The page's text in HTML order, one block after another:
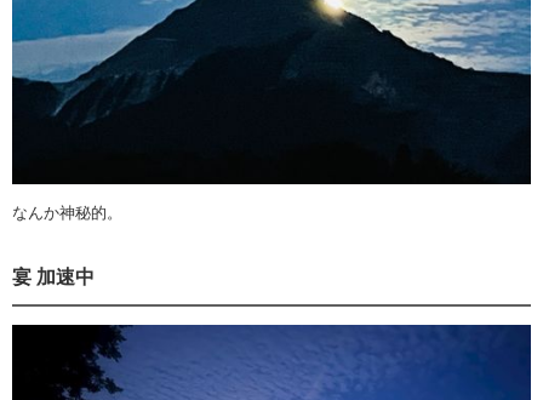
なんか神秘的。
宴 加速中